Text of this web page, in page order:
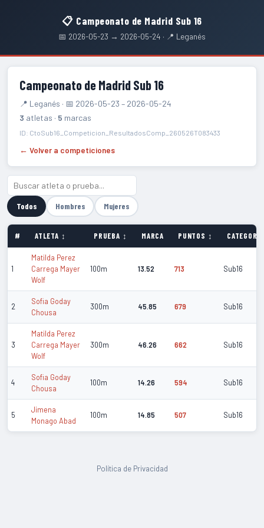
📋 Campeonato de Madrid Sub 16
📅 2026-05-23 → 2026-05-24 · 📍 Leganés
Campeonato de Madrid Sub 16
📍 Leganés · 📅 2026-05-23 – 2026-05-24
3 atletas · 5 marcas
ID: CtoSub16_Competicion_ResultadosComp_260526T083433
← Volver a competiciones
Todos Hombres Mujeres
# ATLETA ↕ PRUEBA ↕ MARCA PUNTOS ↕
1
Matilda Perez
Carrega Mayer
Wolf
100m 13.52 713 Sub16
2
Sofia Goday
Chousa
300m 45.85 679 Sub16
3
Matilda Perez
Carrega Mayer
Wolf
300m 46.26 662 Sub16
4
Sofia Goday
Chousa
100m 14.26 594 Sub16
5
Jimena
Monago Abad
100m 14.85 507 Sub16
Política de Privacidad